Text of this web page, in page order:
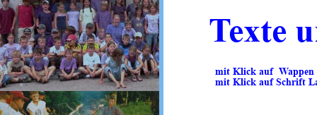
Texte
mit Klick auf  Wappen
mit Klick auf Schrift